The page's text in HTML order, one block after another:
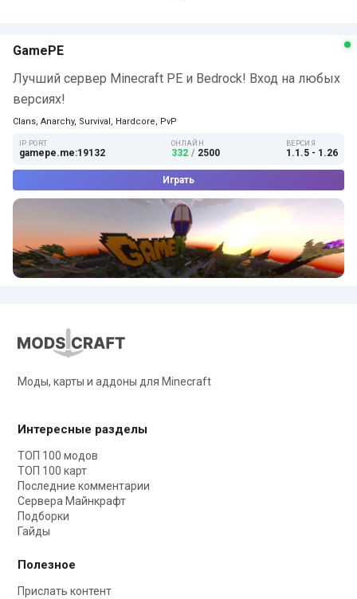
GamePE
Лучший сервер Minecraft PE и Bedrock! Вход на любых
версиях!
Clans, Anarchy, Survival, Hardcore, PvP
IP:PORT
gamepe.me:19132
ОНЛАЙН
332 / 2500
ВЕРСИЯ
1.1.5 - 1.26
Играть
Моды, карты и аддоны для Minecraft
Интересные разделы
ТОП 100 модов
ТОП 100 карт
Последние комментарии
Сервера Майнкрафт
Подборки
Гайды
Полезное
Прислать контент